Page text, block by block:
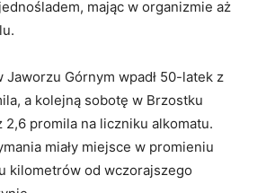
mając w organizmie aż
Jaworzu Górnym wpadł 50-latek z
a kolejną sobotę w Brzostku
2,6 promila na liczniku alkomatu.
miały miejsce w promieniu
kilometrów od wczorajszego